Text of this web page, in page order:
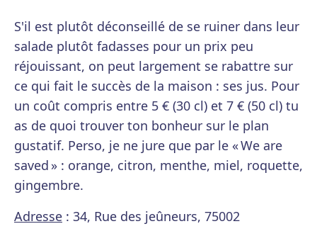
S'il est plutôt déconseillé de se ruiner dans leur
salade plutôt fadasses pour un prix peu
réjouissant, on peut largement se rabattre sur
ce qui fait le succès de la maison : ses jus. Pour
un coût compris entre 5 € (30 cl) et 7 € (50 cl) tu
as de quoi trouver ton bonheur sur le plan
gustatif. Perso, je ne jure que par le « We are
saved » : orange, citron, menthe, miel, roquette,
gingembre.
Adresse : 34, Rue des jeûneurs, 75002